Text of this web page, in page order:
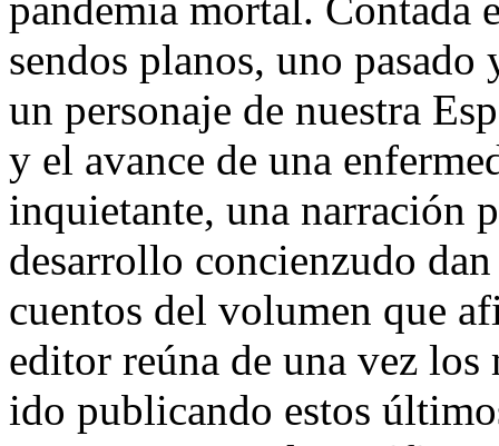
sendos planos, uno
un personaje de nuestra
y el avance de una
inquietante, una narración
desarrollo concienzudo
cuentos del volumen que
editor reúna de una vez
ido publicando estos